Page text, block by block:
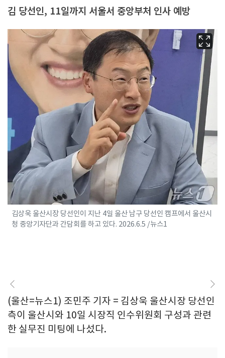
김 당선인, 11일까지 서울서 중앙부처 인사 예방
김상욱 울산시장 당선인이 지난 4일 울산 남구 당선인 캠프에서 울산시
청 중앙기자단과 간담회를 하고 있다. 2026.6.5 /뉴스1
(울산=뉴스1) 조민주 기자 = 김상욱 울산시장 당선인
측이 울산시와 10일 시장직 인수위원회 구성과 관련
한 실무진 미팅에 나섰다.